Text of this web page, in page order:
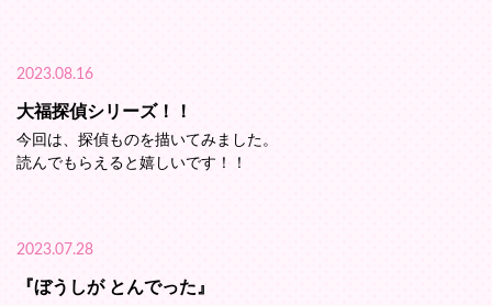
2023.08.16
大福探偵シリーズ！！
今回は、探偵ものを描いてみました。
読んでもらえると嬉しいです！！
2023.07.28
『ぼうしが とんでった』